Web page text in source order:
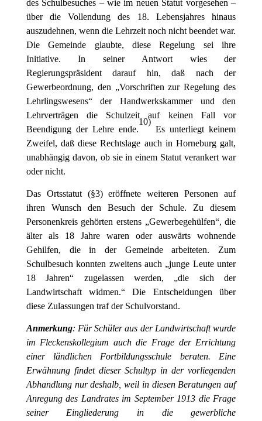
des Schulbesuches – wie im neuen Statut vorgesehen –
über die Vollendung des 18. Lebensjahres hinaus
auszudehnen, wenn die Lehrzeit noch nicht beendet war.
Die Gemeinde glaubte, diese Regelung sei ihre
Initiative. In seiner Antwort wies der
Regierungspräsident darauf hin, daß nach der
Gewerbeordnung, den „Vorschriften zur Regelung des
Lehrlingswesens“ der Handwerkskammer und den
Lehrverträgen die Schulzeit auf keinen Fall vor
Beendigung der Lehre ende.
10)
Es unterliegt keinem
Zweifel, daß diese Rechtslage auch in Horneburg galt,
unabhängig davon, ob sie in einem Statut verankert war
oder nicht.
Das Ortsstatut (§3) eröffnete weiteren Personen auf
ihren Wunsch den Besuch der Schule. Zu diesem
Personenkreis gehörten erstens „Gewerbegehülfen“, die
älter als 18 Jahre waren oder auswärts wohnende
Gehilfen, die in der Gemeinde arbeiteten. Zum
Schulbesuch konnten zweitens auch „junge Leute unter
18 Jahren“ zugelassen werden, „die sich der
Landwirtschaft widmen.“ Die Entscheidungen über
diese Zulassungen traf der Schulvorstand.
Anmerkung: Für Schüler aus der Landwirtschaft wurde
im Fleckenskollegium auch die Frage der Errichtung
einer ländlichen Fortbildungsschule beraten. Eine
Erwähnung findet dieser Schultyp in der vorliegenden
Abhandlung nur deshalb, weil in diesen Beratungen auf
Anregung des Landrates im September 1913 die Frage
seiner Eingliederung in die gewerbliche